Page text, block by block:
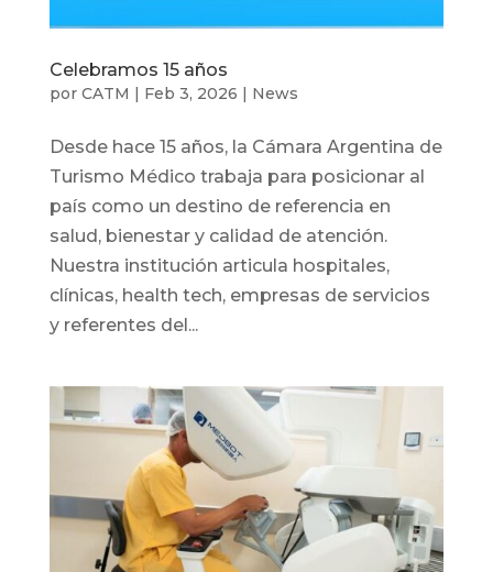
Celebramos 15 años
por CATM | Feb 3, 2026 | News
Desde hace 15 años, la Cámara Argentina de
Turismo Médico trabaja para posicionar al
país como un destino de referencia en
salud, bienestar y calidad de atención.
Nuestra institución articula hospitales,
clínicas, health tech, empresas de servicios
y referentes del...